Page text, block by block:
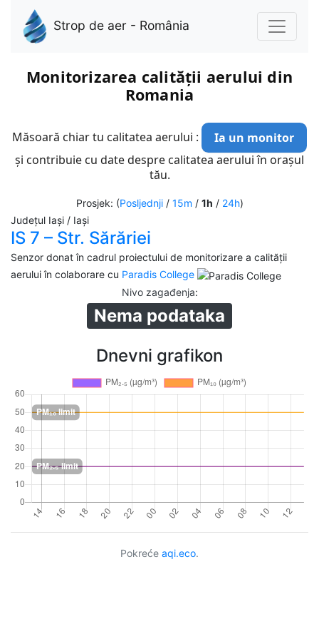
Strop de aer - România
Monitorizarea calității aerului din
Romania
Măsoară chiar tu calitatea aerului :
Ia un monitor
și contribuie cu date despre calitatea aerului în orașul
tău.
Prosjek: (Posljednji/ 15m / 1h / 24h)
Județul Iași / Iași
IS 7 – Str. Sărăriei
Senzor donat în cadrul proiectului de monitorizare a calității
aerului în colaborare cu Paradis College
Nivo zagađenja:
Nema podataka
Dnevni grafikon
Pokreće aqi.eco.